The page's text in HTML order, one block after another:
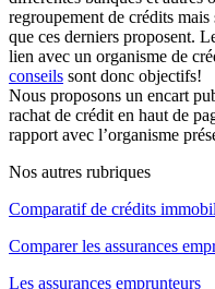
regroupement de crédits
que ces derniers proposent.
lien avec un organisme de
conseils sont donc objectifs!
Nous proposons un encart
rachat de crédit en haut de
rapport avec l’organisme
Nos autres rubriques
Comparatif de crédits
Comparer les assurances
Les assurances emprunteurs